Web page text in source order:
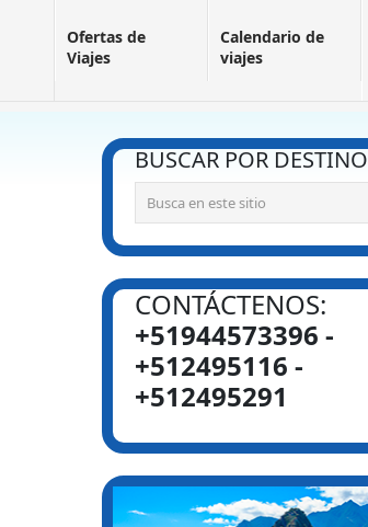
Ofertas de
Viajes
Calendario de
viajes
BUSCAR POR DESTINO
CONTÁCTENOS:
+51944573396 -
+512495116 -
+512495291